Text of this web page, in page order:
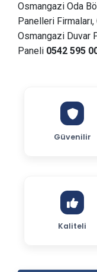
Osmangazi Oda
Panelleri
Osmangazi Duvar
Paneli 0542 595
Güvenilir
Kaliteli